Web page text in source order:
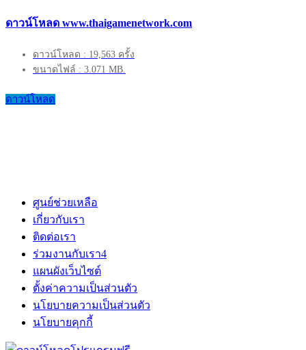
ดาวน์โหลด www.thaigamenetwork.com
ดาวน์โหลด : 19,563 ครั้ง
ขนาดไฟล์ : 3.071 MB.
ดาวน์โหลด
ศูนย์ช่วยเหลือ
เกี่ยวกับเรา
ติดต่อเรา
ร่วมงานกับเรา4
แผนผังเว็บไซต์
ตั้งค่าความเป็นส่วนตัว
นโยบายความเป็นส่วนตัว
นโยบายคุกกี้